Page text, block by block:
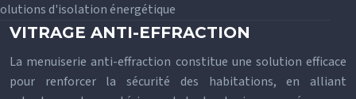
d'isolation énergétique
VITRAGE ANTI-EFFRACTION
La menuiserie anti-effraction constitue une solution efficace
pour renforcer la sécurité des habitations, en alliant